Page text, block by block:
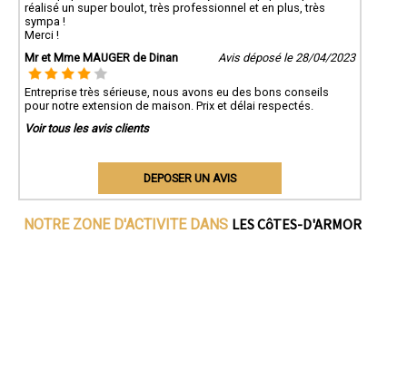
réalisé un super boulot, très professionnel et en plus, très
sympa !
Merci !
Mr et Mme MAUGER de Dinan
Avis déposé le 28/04/2023
Entreprise très sérieuse, nous avons eu des bons conseils
pour notre extension de maison. Prix et délai respectés.
Voir tous les avis clients
DEPOSER UN AVIS
NOTRE ZONE D'ACTIVITE DANS LES CôTES-D'ARMOR